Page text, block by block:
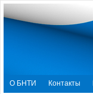
О БНТИ Контакты